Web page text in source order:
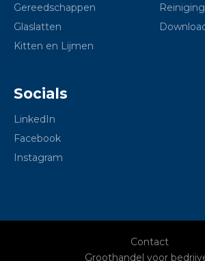
Gereedschappen
Glaslatten
Kitten en Lijmen
Socials
LinkedIn
Facebook
Instagram
Contact
Groothandel voor